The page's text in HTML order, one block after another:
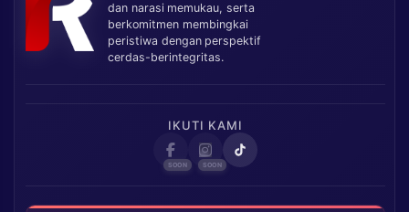
dan narasi memukau, serta
berkomitmen membingkai
peristiwa dengan perspektif
cerdas-berintegritas.
IKUTI KAMI